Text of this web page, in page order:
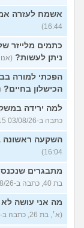
אשמח לעזרה
16:44)
כתמים מלייזר
ניתן לעשות? (אנונימית,
הפכתי למורה
הכישלון בחיים?
למה ירידה
כתבה ב-03/08/26 16:15)
השקעה ראשונה
16:04)
מתבגרים
בת 40, כתבה ב-03/08/26 15:53)
מה אני עושה לא
(א׳, בת 26, כתבה ב-03/08/26 15:44)